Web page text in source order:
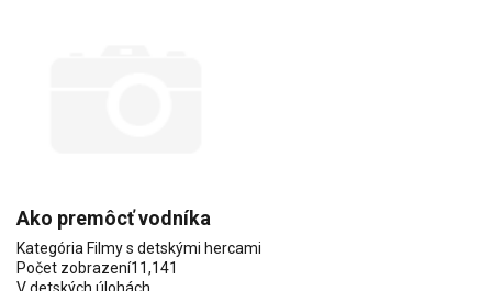
Ako premôcť vodníka
Kategória Filmy s detskými hercami
Počet zobrazení11,141